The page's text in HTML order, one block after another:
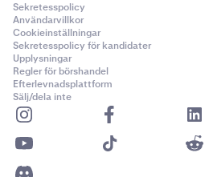
Sekretesspolicy
Användarvillkor
Cookieinställningar
Sekretesspolicy för kandidater
Upplysningar
Regler för börshandel
Efterlevnadsplattform
Sälj/dela inte